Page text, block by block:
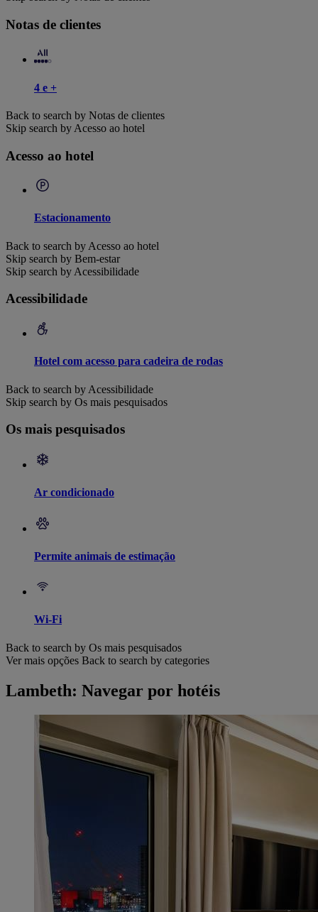
Notas de clientes
4 e +
Back to search by Notas de clientes
Skip search by Acesso ao hotel
Acesso ao hotel
Estacionamento
Back to search by Acesso ao hotel
Skip search by Bem-estar
Skip search by Acessibilidade
Acessibilidade
Hotel com acesso para cadeira de rodas
Back to search by Acessibilidade
Skip search by Os mais pesquisados
Os mais pesquisados
Ar condicionado
Permite animais de estimação
Wi-Fi
Back to search by Os mais pesquisados
Ver mais opções Back to search by categories
Lambeth: Navegar por hotéis